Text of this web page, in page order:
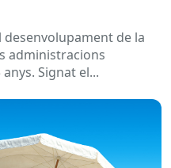
desenvolupament de la
administracions
Signat el...